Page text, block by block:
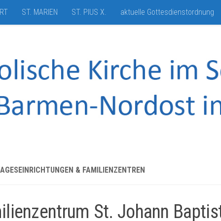
ST. MARIEN ST. PIUS X. aktuelle Gottesdienstordnung
& FAMILIENZENTREN
St. Johann